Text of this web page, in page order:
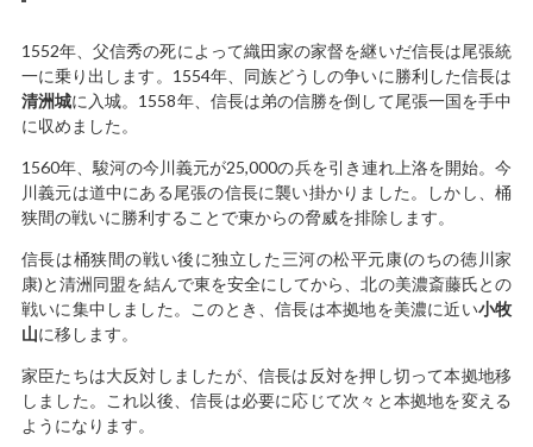
1552年、父信秀の死によって織田家の家督を継いだ信長は尾張統
一に乗り出します。1554年、同族どうしの争いに勝利した信長は
清洲城に入城。1558年、信長は弟の信勝を倒して尾張一国を手中
に収めました。
1560年、駿河の今川義元が25,000の兵を引き連れ上洛を開始。今
川義元は道中にある尾張の信長に襲い掛かりました。しかし、桶
狭間の戦いに勝利することで東からの脅威を排除します。
信長は桶狭間の戦い後に独立した三河の松平元康(のちの徳川家
康)と清洲同盟を結んで東を安全にしてから、北の美濃斎藤氏との
戦いに集中しました。このとき、信長は本拠地を美濃に近い小牧
山に移します。
家臣たちは大反対しましたが、信長は反対を押し切って本拠地移
しました。これ以後、信長は必要に応じて次々と本拠地を変える
ようになります。